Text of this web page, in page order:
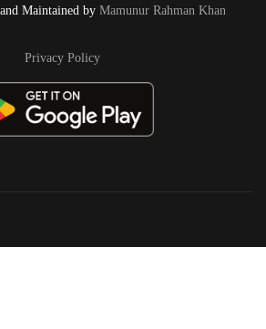
Maintained by Mamunur Rahman Khan
Privacy Policy